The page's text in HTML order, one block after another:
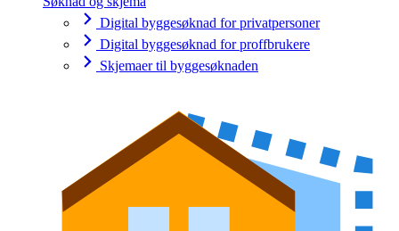
Digital byggesøknad for privatpersoner
Digital byggesøknad for proffbrukere
Skjemaer til byggesøknaden